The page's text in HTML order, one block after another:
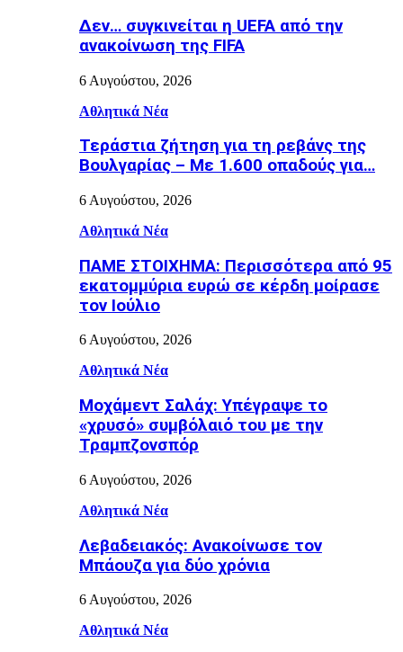
Δεν… συγκινείται η UEFA από την
ανακοίνωση της FIFA
6 Αυγούστου, 2026
Αθλητικά Νέα
Τεράστια ζήτηση για τη ρεβάνς της
Βουλγαρίας – Με 1.600 οπαδούς για…
6 Αυγούστου, 2026
Αθλητικά Νέα
ΠΑΜΕ ΣΤΟΙΧΗΜΑ: Περισσότερα από 95
εκατομμύρια ευρώ σε κέρδη μοίρασε
τον Ιούλιο
6 Αυγούστου, 2026
Αθλητικά Νέα
Μοχάμεντ Σαλάχ: Υπέγραψε το
«χρυσό» συμβόλαιό του με την
Τραμπζονσπόρ
6 Αυγούστου, 2026
Αθλητικά Νέα
Λεβαδειακός: Ανακοίνωσε τον
Μπάουζα για δύο χρόνια
6 Αυγούστου, 2026
Αθλητικά Νέα